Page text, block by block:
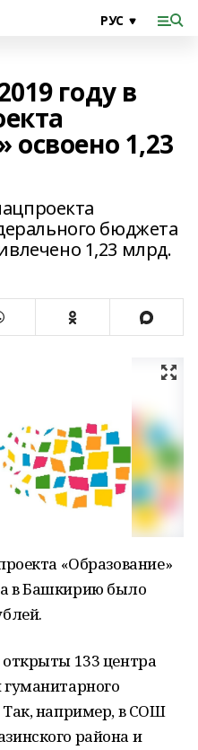
году в
освоено 1,23
бюджета
1,23 млрд.
«Образование»
в Башкирию было
133 центра
гуманитарного
Так, например, в СОШ
района и